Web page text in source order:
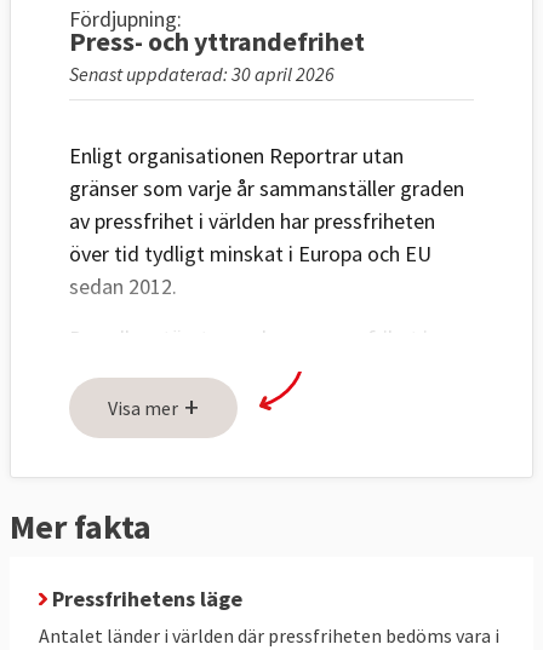
Fördjupning:
Press- och yttrandefrihet
Senast uppdaterad: 30 april 2026
Enligt organisationen Reportrar utan
gränser som varje år sammanställer graden
av pressfrihet i världen har pressfriheten
över tid tydligt minskat i Europa och EU
sedan 2012.
Den allra största graden av pressfrihet i
Europa och i världen finns i nämnd ordning i
Norge, Estland, Nederländerna, Sverige,
Finland , Danmark och Irland.
betyget "Bra situation". Antalet EU-länder
halverats sedan 2012. Samtidigt har EU-
länder där pressfriheten klassas som
Visa mer +
Mer fakta
Pressfrihetens läge
Antalet länder i världen där pressfriheten bedöms vara i